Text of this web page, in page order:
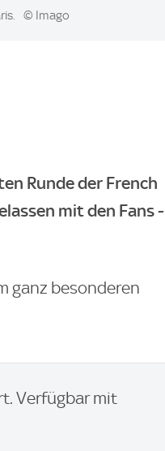
© Imago
Runde der French
mit den Fans -
ganz besonderen
Verfügbar mit